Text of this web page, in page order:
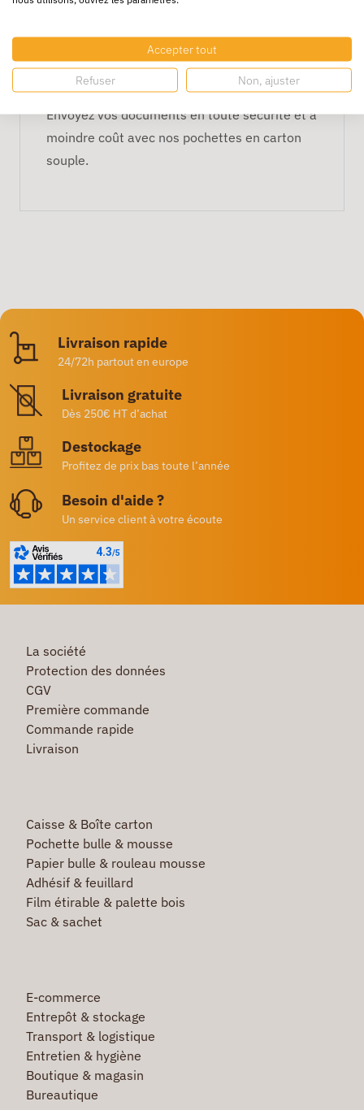
Respectueuse de l’environnement
Fabriquée en carton 100% recyclé, cette
pochette est une solution écologique pour vos
envois.
Envoyez vos documents en toute sécurité et à
moindre coût avec nos pochettes en carton
souple.
Livraison rapide
24/72h partout en europe
Livraison gratuite
Dès 250€ HT d’achat
Destockage
Profitez de prix bas toute l’année
Besoin d'aide ?
Un service client à votre écoute
La société
Protection des données
CGV
Première commande
Commande rapide
Livraison
Caisse & Boîte carton
Pochette bulle & mousse
Papier bulle & rouleau mousse
Adhésif & feuillard
Film étirable & palette bois
Sac & sachet
E-commerce
Entrepôt & stockage
Transport & logistique
Entretien & hygiène
Boutique & magasin
Bureautique
Accepter tout
Refuser Non, ajuster